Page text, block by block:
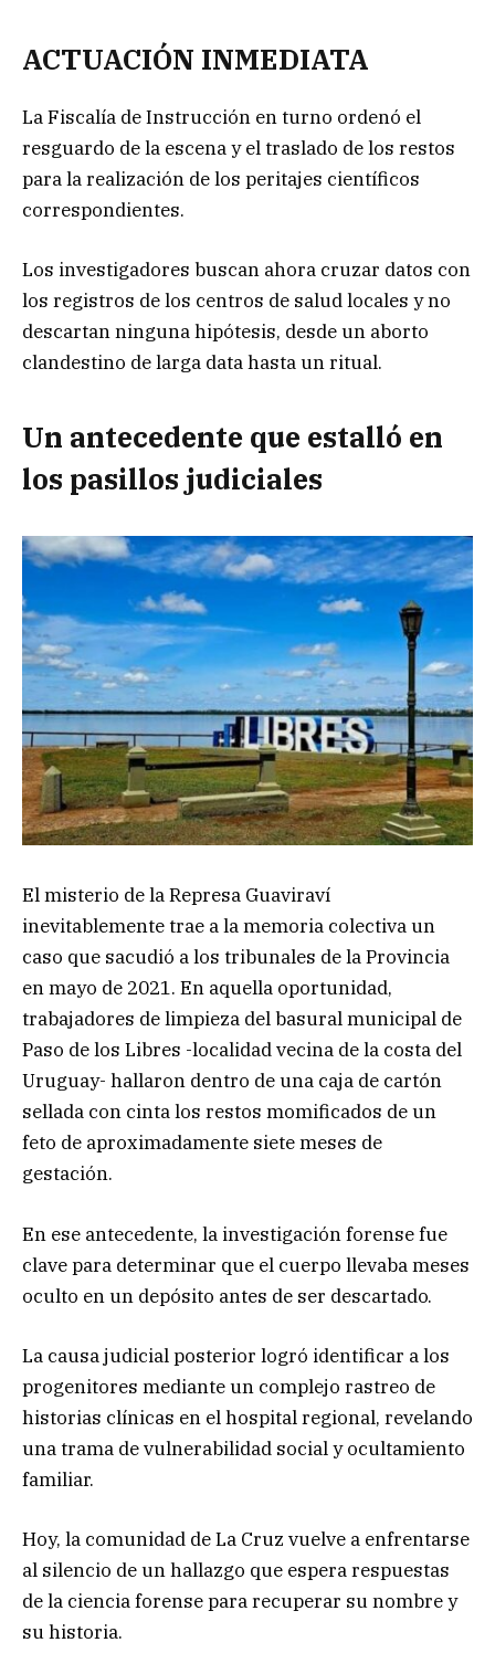
ACTUACIÓN INMEDIATA
La Fiscalía de Instrucción en turno ordenó el
resguardo de la escena y el traslado de los restos
para la realización de los peritajes científicos
correspondientes.
Los investigadores buscan ahora cruzar datos con
los registros de los centros de salud locales y no
descartan ninguna hipótesis, desde un aborto
clandestino de larga data hasta un ritual.
Un antecedente que estalló en
los pasillos judiciales
El misterio de la Represa Guaviraví
inevitablemente trae a la memoria colectiva un
caso que sacudió a los tribunales de la Provincia
en mayo de 2021. En aquella oportunidad,
trabajadores de limpieza del basural municipal de
Paso de los Libres -localidad vecina de la costa del
Uruguay- hallaron dentro de una caja de cartón
sellada con cinta los restos momificados de un
feto de aproximadamente siete meses de
gestación.
En ese antecedente, la investigación forense fue
clave para determinar que el cuerpo llevaba meses
oculto en un depósito antes de ser descartado.
La causa judicial posterior logró identificar a los
progenitores mediante un complejo rastreo de
historias clínicas en el hospital regional, revelando
una trama de vulnerabilidad social y ocultamiento
familiar.
Hoy, la comunidad de La Cruz vuelve a enfrentarse
al silencio de un hallazgo que espera respuestas
de la ciencia forense para recuperar su nombre y
su historia.